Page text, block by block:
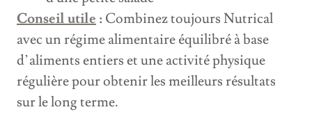
Conseil utile : Combinez toujours Nutrical
avec un régime alimentaire équilibré à base
d’aliments entiers et une activité physique
régulière pour obtenir les meilleurs résultats
sur le long terme.